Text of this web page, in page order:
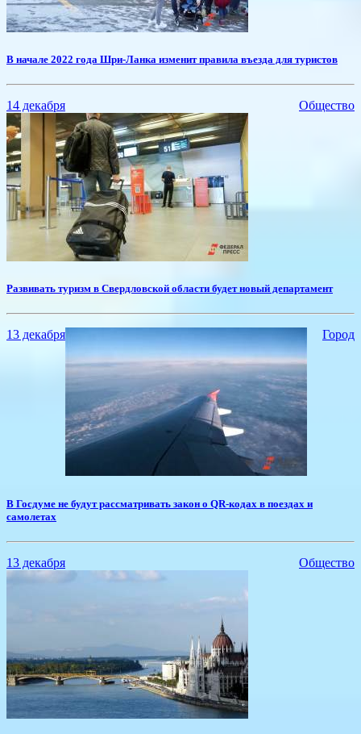
​В начале 2022 года Шри-Ланка изменит правила въезда для туристов
14 декабря Общество
​Развивать туризм в Свердловской области будет новый департамент
13 декабря Город
​В Госдуме не будут рассматривать закон о QR-кодах в поездах и
самолетах
13 декабря Общество